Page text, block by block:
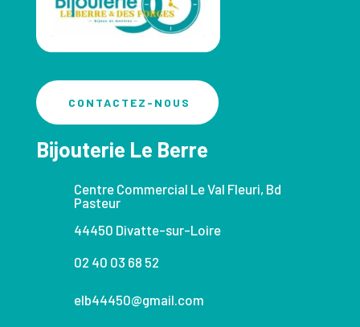
CONTACTEZ-NOUS
Bijouterie Le Berre
Centre Commercial Le Val Fleuri, Bd
Pasteur
44450 Divatte-sur-Loire
02 40 03 68 52
elb44450@gmail.com